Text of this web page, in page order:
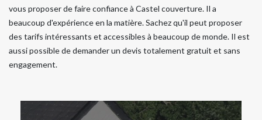
vous proposer de faire confiance à Castel couverture. Il a
beaucoup d'expérience en la matière. Sachez qu'il peut proposer
des tarifs intéressants et accessibles à beaucoup de monde. Il est
aussi possible de demander un devis totalement gratuit et sans
engagement.